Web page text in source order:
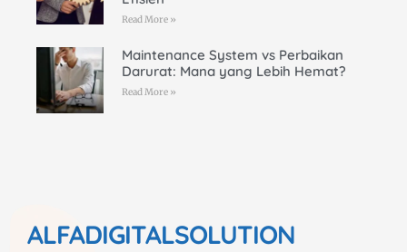
Read More »
Maintenance System vs Perbaikan
Darurat: Mana yang Lebih Hemat?
Read More »
ALFADIGITALSOLUTION